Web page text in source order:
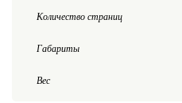
Количество страниц
Габариты
Вес